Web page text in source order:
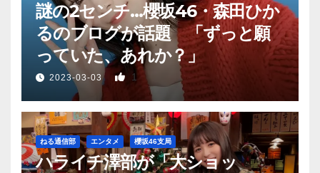
謎の2センチ…櫻坂46・森田ひか
るのブログが話題 「ずっと願
っていた、あれか？」
2023-03-03 1
ねる通信部 エンタメ 櫻坂46支局
ハライチ澤部が「大ショッ